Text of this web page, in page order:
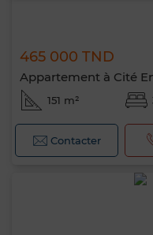
465 000 TND
Appartement à Cité
151 m²
Contacter